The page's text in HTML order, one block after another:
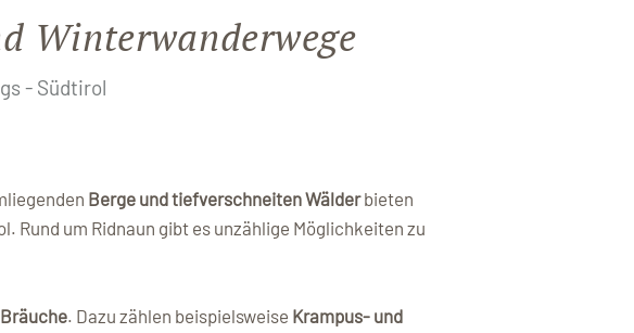
Winterwanderwege
- Südtirol
Berge und tiefverschneiten Wälderbieten
um Ridnaun gibt es unzählige Möglichkeiten zu
. Dazu zählen beispielsweise Krampus- und